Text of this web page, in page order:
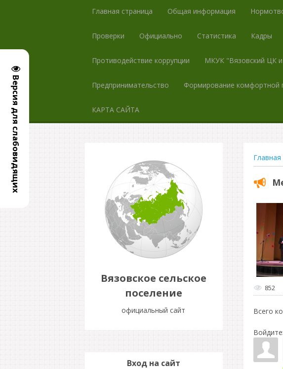
Версия для слабовидящих
Главная страница Общая информация
Проверки Официально Статистика Кадры
Противодействие коррупции МКУК "Вязовский ЦК
Предпринимательство Формирование комфортной
КАРТА САЙТА
Вязовское сельское
поселение
официальный сайт
Главная
852
Всего
Войдите:
Вход на сайт